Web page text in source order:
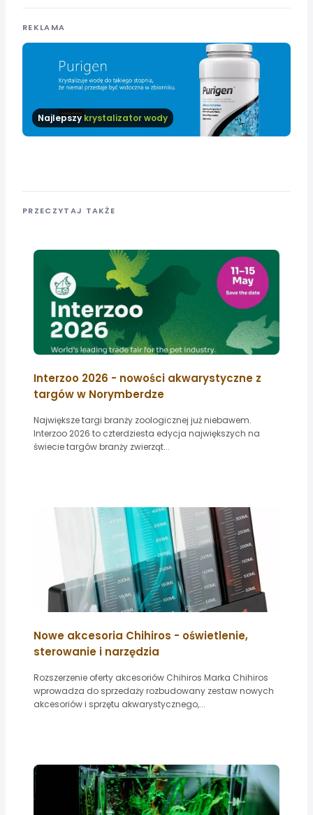
REKLAMA
Najlepszy krystalizator wody
PRZECZYTAJ TAKŻE
Interzoo 2026 - nowości akwarystyczne z
targów w Norymberdze
Największe targi branży zoologicznej już niebawem.
Interzoo 2026 to czterdziesta edycja największych na
świecie targów branży zwierząt...
Nowe akcesoria Chihiros - oświetlenie,
sterowanie i narzędzia
Rozszerzenie oferty akcesoriów Chihiros Marka Chihiros
wprowadza do sprzedaży rozbudowany zestaw nowych
akcesoriów i sprzętu akwarystycznego,...